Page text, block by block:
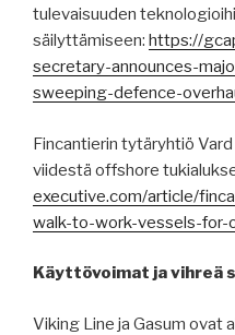
tulevaisuuden
säilyttämiseen: https://
secretary-announces-
sweeping-defence-
Fincantierin tytäryhtiö
viidestä offshore
executive.com/article/
walk-to-work-vessels-
Käyttövoimat ja vihreä
Viking Line ja Gasum ovat